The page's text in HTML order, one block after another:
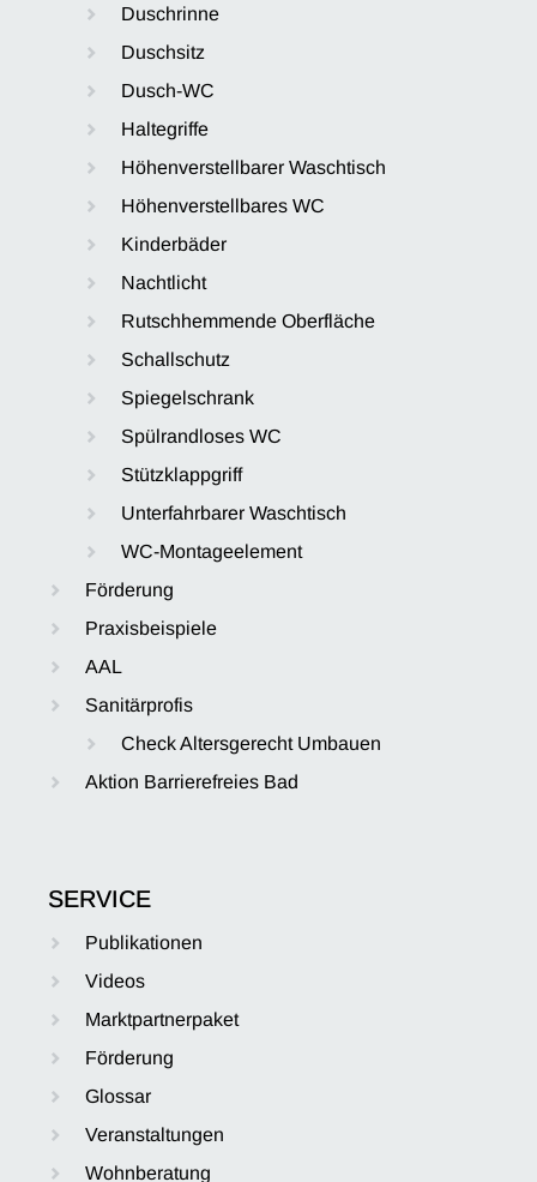
Duschrinne
Duschsitz
Dusch-WC
Haltegriffe
Höhenverstellbarer Waschtisch
Höhenverstellbares WC
Kinderbäder
Nachtlicht
Rutschhemmende Oberfläche
Schallschutz
Spiegelschrank
Spülrandloses WC
Stützklappgriff
Unterfahrbarer Waschtisch
WC-Montageelement
Förderung
Praxisbeispiele
AAL
Sanitärprofis
Check Altersgerecht Umbauen
Aktion Barrierefreies Bad
SERVICE
Publikationen
Videos
Marktpartnerpaket
Förderung
Glossar
Veranstaltungen
Wohnberatung